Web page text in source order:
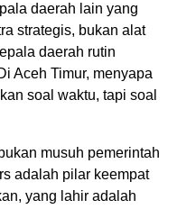
daerah lain yang
strategis, bukan alat
daerah rutin
Aceh Timur, menyapa
soal waktu, tapi soal
musuh pemerintah
adalah pilar keempat
yang lahir adalah